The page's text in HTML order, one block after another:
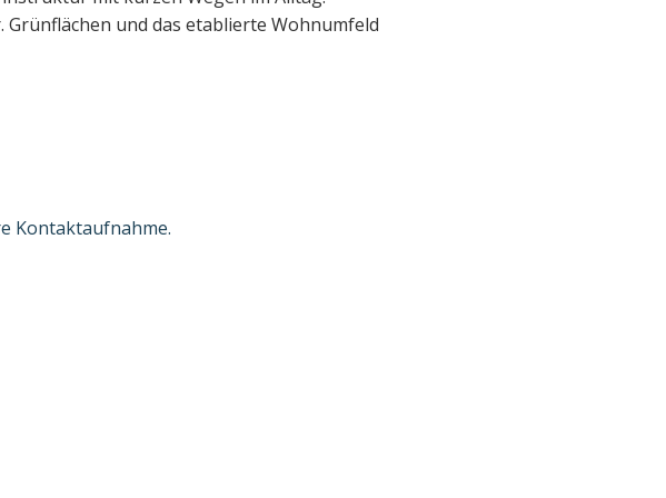
und das etablierte Wohnumfeld
Kontaktaufnahme.